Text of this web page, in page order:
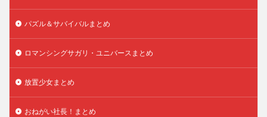
パズル＆サバイバルまとめ
ロマンシングサガリ・ユニバースまとめ
放置少女まとめ
おねがい社長！まとめ